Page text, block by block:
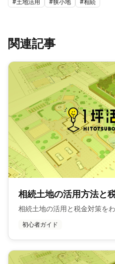
関連記事
相続土地の活用方法と
相続土地の活用と税金対策を
初心者ガイド